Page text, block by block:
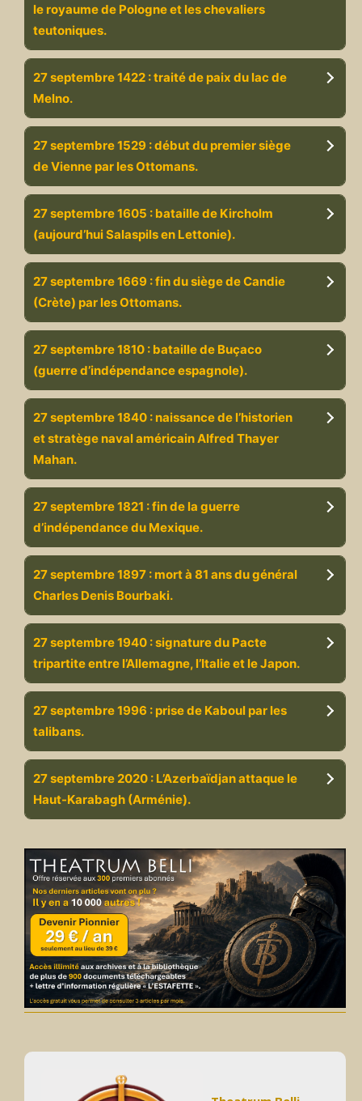
le royaume de Pologne et les chevaliers
teutoniques.
27 septembre 1422 : traité de paix du lac de
Melno.
27 septembre 1529 : début du premier siège
de Vienne par les Ottomans.
27 septembre 1605 : bataille de Kircholm
(aujourd’hui Salaspils en Lettonie).
27 septembre 1669 : fin du siège de Candie
(Crète) par les Ottomans.
27 septembre 1810 : bataille de Buçaco
(guerre d’indépendance espagnole).
27 septembre 1840 : naissance de l’historien
et stratège naval américain Alfred Thayer
Mahan.
27 septembre 1821 : fin de la guerre
d’indépendance du Mexique.
27 septembre 1897 : mort à 81 ans du général
Charles Denis Bourbaki.
27 septembre 1940 : signature du Pacte
tripartite entre l’Allemagne, l’Italie et le Japon.
27 septembre 1996 : prise de Kaboul par les
talibans.
27 septembre 2020 : L’Azerbaïdjan attaque le
Haut-Karabagh (Arménie).